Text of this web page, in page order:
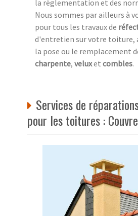
la règlementation et des
Nous sommes par ailleurs à
pour tous les travaux de
d'entretien sur votre toiture,
la pose ou le remplacement
charpente, veluxet combles.
Services de
pour les toitures :